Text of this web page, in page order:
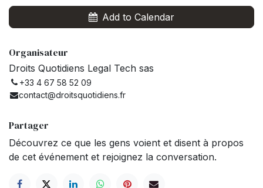
Add to Calendar
Organisateur
Droits Quotidiens Legal Tech sas
+33 4 67 58 52 09
contact@droitsquotidiens.fr
Partager
Découvrez ce que les gens voient et disent à propos
de cet événement et rejoignez la conversation.